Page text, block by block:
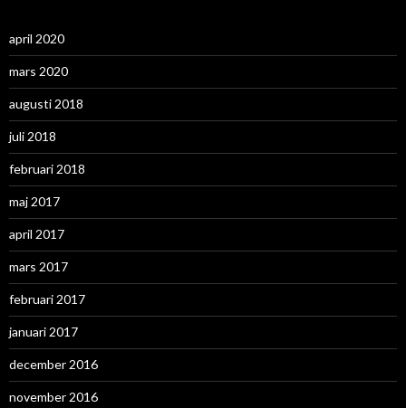
april 2020
mars 2020
augusti 2018
juli 2018
februari 2018
maj 2017
april 2017
mars 2017
februari 2017
januari 2017
december 2016
november 2016